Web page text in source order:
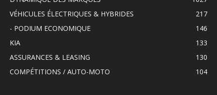
VÉHICULES ÉLECTRIQUES & HYBRIDES
217
- PODIUM ECONOMIQUE
146
KIA
133
ASSURANCES & LEASING
130
COMPÉTITIONS / AUTO-MOTO
104